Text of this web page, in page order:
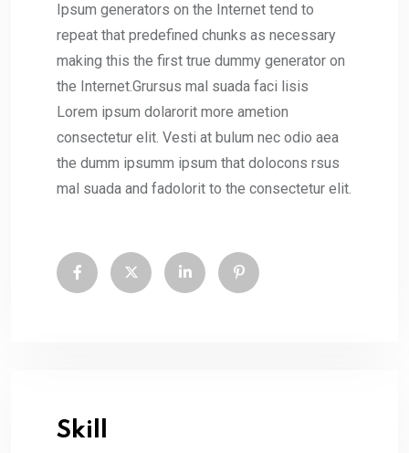
Ipsum generators on the Internet tend to
repeat that predefined chunks as necessary
making this the first true dummy generator on
the Internet.Grursus mal suada faci lisis
Lorem ipsum dolarorit more ametion
consectetur elit. Vesti at bulum nec odio aea
the dumm ipsumm ipsum that dolocons rsus
mal suada and fadolorit to the consectetur elit.
Skill